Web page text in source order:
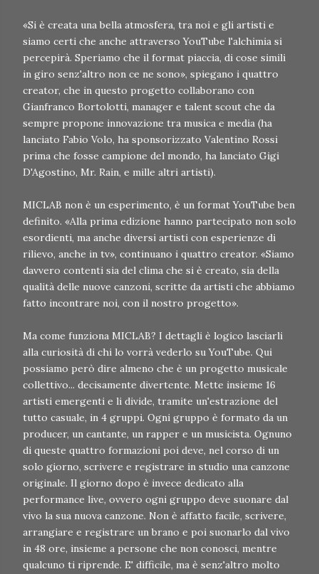
«Si è creata una bella atmosfera, tra noi e gli artisti e
siamo certi che anche attraverso YouTube l'alchimia si
percepirà. Speriamo che il format piaccia, di cose simili
in giro senz'altro non ce ne sono», spiegano i quattro
creator, che in questo progetto collaborano con
Gianfranco Bortolotti, manager e talent scout che da
sempre propone innovazione tra musica e media (ha
lanciato Fabio Volo, ha sponsorizzato Valentino Rossi
prima che fosse campione del mondo, ha lanciato Gigi
D'Agostino, Mr. Rain, e mille altri artisti).
MICLAB non è un esperimento, è un format YouTube ben
definito. «Alla prima edizione hanno partecipato non solo
esordienti, ma anche diversi artisti con esperienze di
rilievo, anche in tv», continuano i quattro creator. «Siamo
davvero contenti sia del clima che si è creato, sia della
qualità delle nuove canzoni, scritte da artisti che abbiamo
fatto incontrare noi, con il nostro progetto».
Ma come funziona MICLAB? I dettagli è logico lasciarli
alla curiosità di chi lo vorrà vederlo su YouTube. Qui
possiamo però dire almeno che è un progetto musicale
collettivo... decisamente divertente. Mette insieme 16
artisti emergenti e li divide, tramite un'estrazione del
tutto casuale, in 4 gruppi. Ogni gruppo è formato da un
producer, un cantante, un rapper e un musicista. Ognuno
di queste quattro formazioni poi deve, nel corso di un
solo giorno, scrivere e registrare in studio una canzone
originale. Il giorno dopo è invece dedicato alla
performance live, ovvero ogni gruppo deve suonare dal
vivo la sua nuova canzone. Non è affatto facile, scrivere,
arrangiare e registrare un brano e poi suonarlo dal vivo
in 48 ore, insieme a persone che non conosci, mentre
qualcuno ti riprende. E' difficile, ma è senz'altro molto